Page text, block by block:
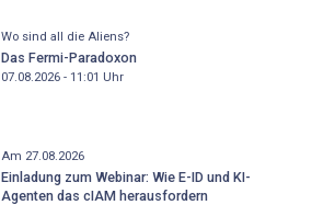
Wo sind all die Aliens?
Das Fermi-Paradoxon
07.08.2026 - 11:01 Uhr
Am 27.08.2026
Einladung zum Webinar: Wie E-ID und KI-
Agenten das cIAM herausfordern